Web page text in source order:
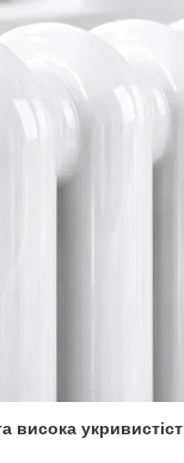
висока